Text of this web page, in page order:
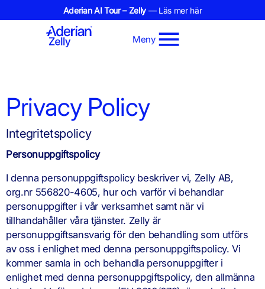
Aderian AI Tour – Zelly — Läs mer här
Meny
Privacy Policy
Integritetspolicy
Personuppgiftspolicy
I denna personuppgiftspolicy beskriver vi, Zelly AB,
org.nr 556820-4605, hur och varför vi behandlar
personuppgifter i vår verksamhet samt när vi
tillhandahåller våra tjänster. Zelly är
personuppgiftsansvarig för den behandling som utförs
av oss i enlighet med denna personuppgiftspolicy. Vi
kommer samla in och behandla personuppgifter i
enlighet med denna personuppgiftspolicy, den allmänna